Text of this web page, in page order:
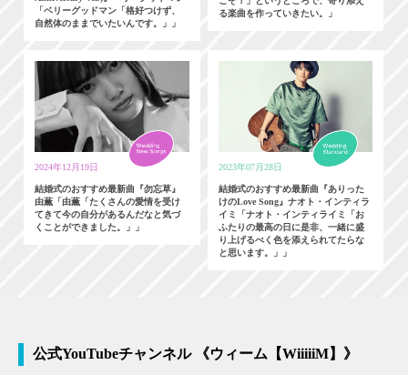
「ベリーグッドマン「格好つけず、
自然体のままでいたいんです。」」
る楽曲を作っていきたい。」
2024年12月19日
結婚式のおすすめ最新曲『勿忘草』
由薫「由薫「たくさんの愛情を受け
てきて今の自分があるんだなと気づ
くことができました。」」
2023年07月28日
結婚式のおすすめ最新曲『ありった
けのLove Song』ナオト・インティラ
イミ「ナオト・インティライミ「お
ふたりの最高の日に是非、一緒に盛
り上げるべく色を添えられてたらな
と思います。」」
公式YouTubeチャンネル 《ウィーム【WiiiiiM】》